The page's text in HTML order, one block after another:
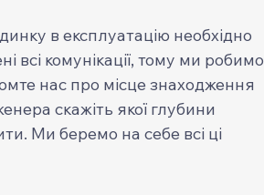
в експлуатацію необхідно
всі комунікації, тому ми робимо
нас про місце знаходження
скажіть якої глубини
Ми беремо на себе всі ці